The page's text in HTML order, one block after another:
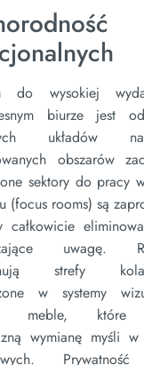
do wysokiej
biurze jest
układów
obszarów
sektory do pracy
(focus rooms) są
całkowicie
uwagę.
strefy
w systemy
meble, które
wymianę myśli w